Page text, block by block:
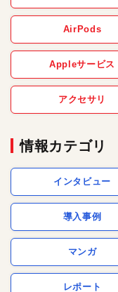
AirPods
Appleサービス
アクセサリ
情報カテゴリ
インタビュー
導入事例
マンガ
レポート